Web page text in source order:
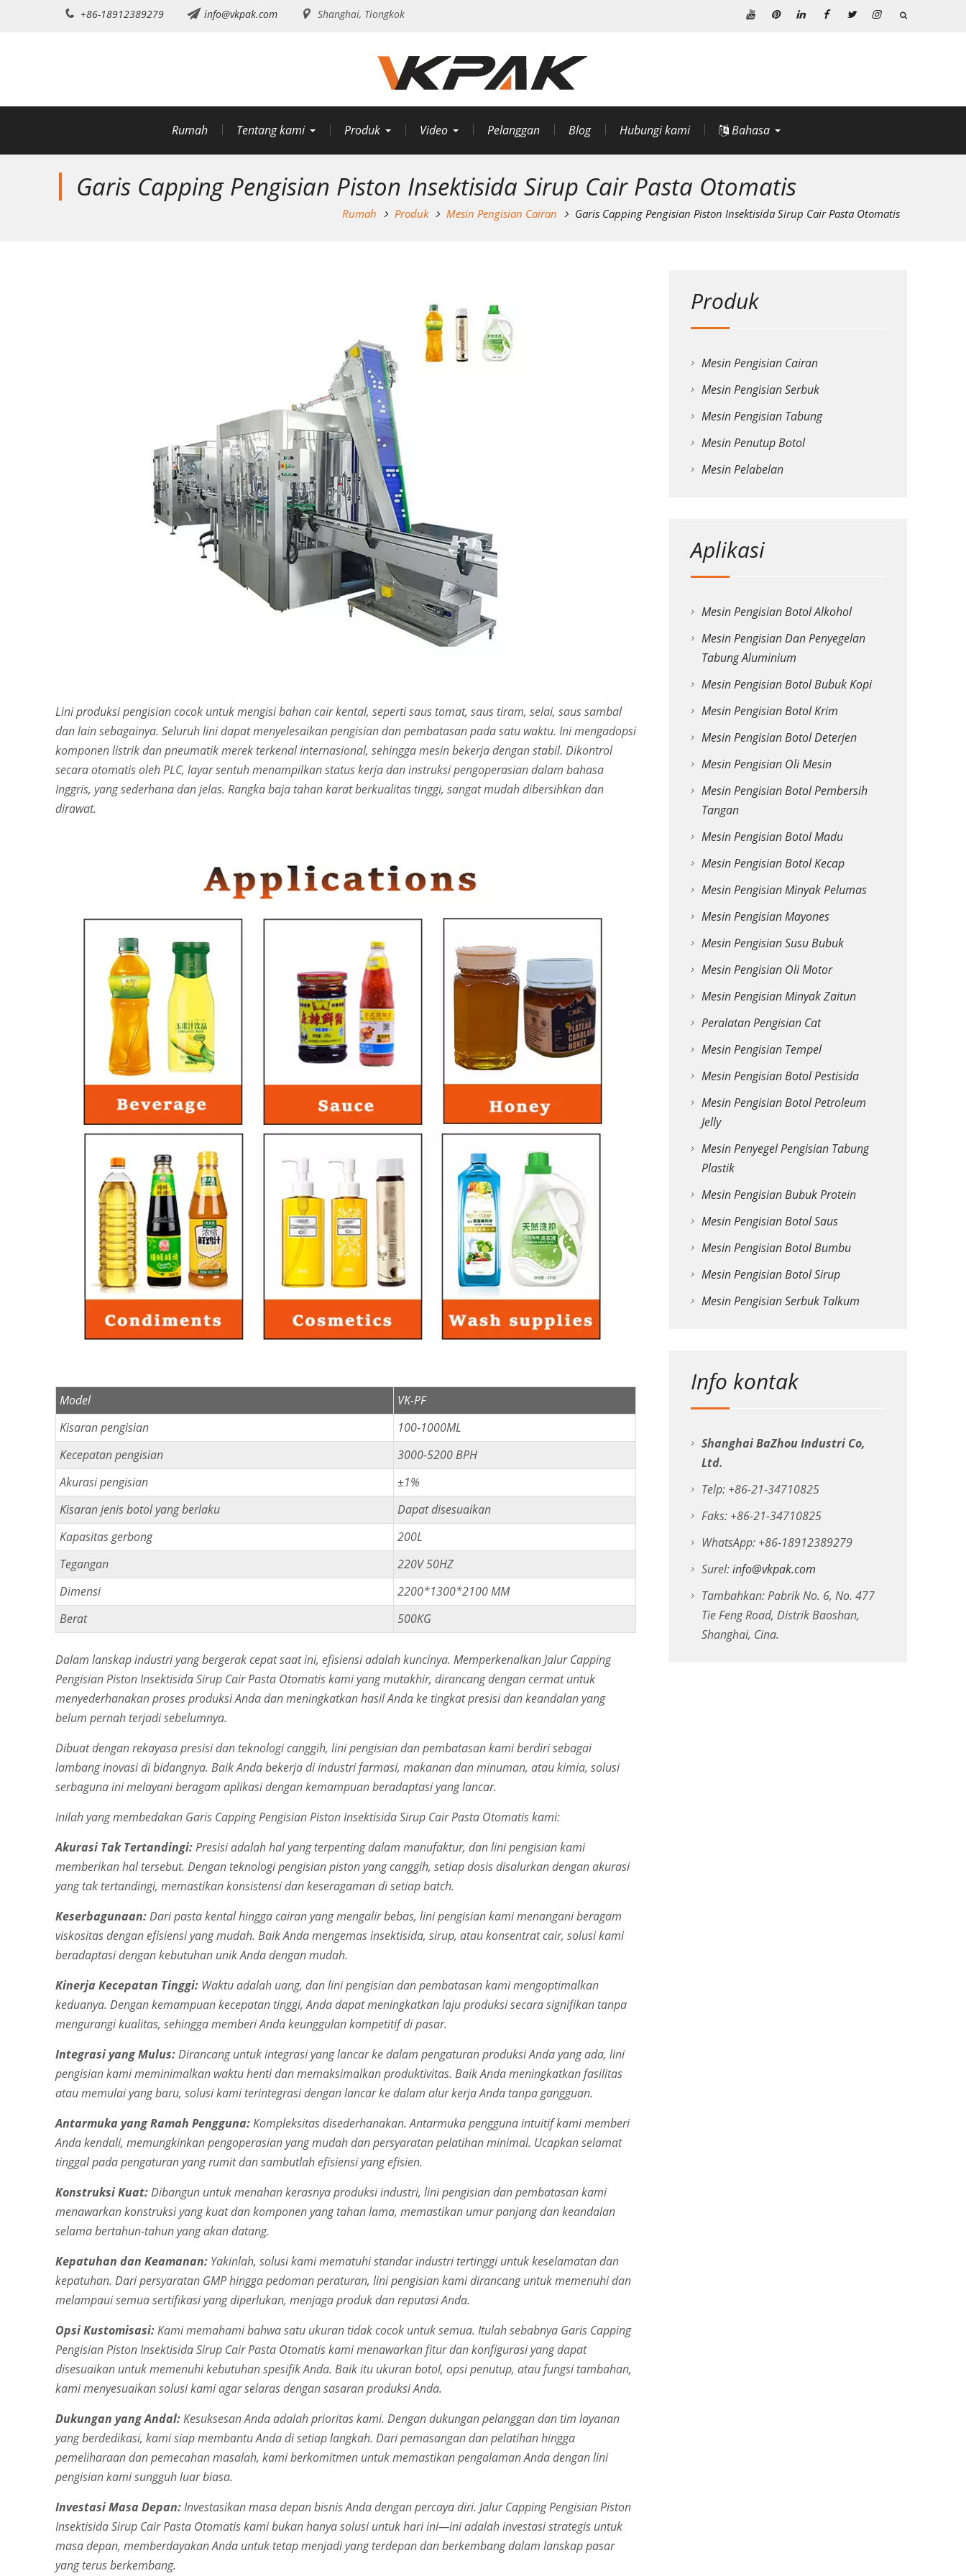
+86-18912389279 info@vkpak.com Shanghai, Tiongkok
Rumah Tentang kami Produk Video Pelanggan Blog Hubungi kami Bahasa
Garis Capping Pengisian Piston Insektisida Sirup Cair Pasta Otomatis
Rumah Produk Mesin Pengisian Cairan Garis Capping Pengisian Piston Insektisida Sirup Cair Pasta Otomatis
Lini produksi pengisian cocok untuk mengisi bahan cair kental, seperti saus tomat, saus tiram, selai, saus sambal
dan lain sebagainya. Seluruh lini dapat menyelesaikan pengisian dan pembatasan pada satu waktu. Ini mengadopsi
komponen listrik dan pneumatik merek terkenal internasional, sehingga mesin bekerja dengan stabil. Dikontrol
secara otomatis oleh PLC, layar sentuh menampilkan status kerja dan instruksi pengoperasian dalam bahasa
Inggris, yang sederhana dan jelas. Rangka baja tahan karat berkualitas tinggi, sangat mudah dibersihkan dan
dirawat.
Model
VK-PF
Kisaran pengisian
100-1000ML
Kecepatan pengisian
3000-5200 BPH
Akurasi pengisian
±1%
Kisaran jenis botol yang berlaku
Dapat disesuaikan
Kapasitas gerbong
200L
Tegangan
220V 50HZ
Dimensi
2200*1300*2100 MM
Berat
500KG
Dalam lanskap industri yang bergerak cepat saat ini, efisiensi adalah kuncinya. Memperkenalkan Jalur Capping
Pengisian Piston Insektisida Sirup Cair Pasta Otomatis kami yang mutakhir, dirancang dengan cermat untuk
menyederhanakan proses produksi Anda dan meningkatkan hasil Anda ke tingkat presisi dan keandalan yang
belum pernah terjadi sebelumnya.
Dibuat dengan rekayasa presisi dan teknologi canggih, lini pengisian dan pembatasan kami berdiri sebagai
lambang inovasi di bidangnya. Baik Anda bekerja di industri farmasi, makanan dan minuman, atau kimia, solusi
serbaguna ini melayani beragam aplikasi dengan kemampuan beradaptasi yang lancar.
Inilah yang membedakan Garis Capping Pengisian Piston Insektisida Sirup Cair Pasta Otomatis kami:
Akurasi Tak Tertandingi:Presisi adalah hal yang terpenting dalam manufaktur, dan lini pengisian kami
memberikan hal tersebut. Dengan teknologi pengisian piston yang canggih, setiap dosis disalurkan dengan akurasi
yang tak tertandingi, memastikan konsistensi dan keseragaman di setiap batch.
Keserbagunaan:Dari pasta kental hingga cairan yang mengalir bebas, lini pengisian kami menangani beragam
viskositas dengan efisiensi yang mudah. Baik Anda mengemas insektisida, sirup, atau konsentrat cair, solusi kami
beradaptasi dengan kebutuhan unik Anda dengan mudah.
Kinerja Kecepatan Tinggi: Waktu adalah uang, dan lini pengisian dan pembatasan kami mengoptimalkan
keduanya. Dengan kemampuan kecepatan tinggi, Anda dapat meningkatkan laju produksi secara signifikan tanpa
mengurangi kualitas, sehingga memberi Anda keunggulan kompetitif di pasar.
Integrasi yang Mulus:Dirancang untuk integrasi yang lancar ke dalam pengaturan produksi Anda yang ada, lini
pengisian kami meminimalkan waktu henti dan memaksimalkan produktivitas. Baik Anda meningkatkan fasilitas
atau memulai yang baru, solusi kami terintegrasi dengan lancar ke dalam alur kerja Anda tanpa gangguan.
Antarmuka yang Ramah Pengguna:Kompleksitas disederhanakan. Antarmuka pengguna intuitif kami memberi
Anda kendali, memungkinkan pengoperasian yang mudah dan persyaratan pelatihan minimal. Ucapkan selamat
tinggal pada pengaturan yang rumit dan sambutlah efisiensi yang efisien.
Konstruksi Kuat:Dibangun untuk menahan kerasnya produksi industri, lini pengisian dan pembatasan kami
menawarkan konstruksi yang kuat dan komponen yang tahan lama, memastikan umur panjang dan keandalan
selama bertahun-tahun yang akan datang.
Kepatuhan dan Keamanan: Yakinlah, solusi kami mematuhi standar industri tertinggi untuk keselamatan dan
kepatuhan. Dari persyaratan GMP hingga pedoman peraturan, lini pengisian kami dirancang untuk memenuhi dan
melampaui semua sertifikasi yang diperlukan, menjaga produk dan reputasi Anda.
Opsi Kustomisasi:Kami memahami bahwa satu ukuran tidak cocok untuk semua. Itulah sebabnya Garis Capping
Pengisian Piston Insektisida Sirup Cair Pasta Otomatis kami menawarkan fitur dan konfigurasi yang dapat
disesuaikan untuk memenuhi kebutuhan spesifik Anda. Baik itu ukuran botol, opsi penutup, atau fungsi tambahan,
kami menyesuaikan solusi kami agar selaras dengan sasaran produksi Anda.
Dukungan yang Andal:Kesuksesan Anda adalah prioritas kami. Dengan dukungan pelanggan dan tim layanan
yang berdedikasi, kami siap membantu Anda di setiap langkah. Dari pemasangan dan pelatihan hingga
pemeliharaan dan pemecahan masalah, kami berkomitmen untuk memastikan pengalaman Anda dengan lini
pengisian kami sungguh luar biasa.
Investasi Masa Depan:Investasikan masa depan bisnis Anda dengan percaya diri. Jalur Capping Pengisian Piston
Insektisida Sirup Cair Pasta Otomatis kami bukan hanya solusi untuk hari ini—ini adalah investasi strategis untuk
masa depan, memberdayakan Anda untuk tetap menjadi yang terdepan dan berkembang dalam lanskap pasar
yang terus berkembang.
Produk
Mesin Pengisian Cairan
Mesin Pengisian Serbuk
Mesin Pengisian Tabung
Mesin Penutup Botol
Mesin Pelabelan
Aplikasi
Mesin Pengisian Botol Alkohol
Mesin Pengisian Dan Penyegelan
Tabung Aluminium
Mesin Pengisian Botol Bubuk Kopi
Mesin Pengisian Botol Krim
Mesin Pengisian Botol Deterjen
Mesin Pengisian Oli Mesin
Mesin Pengisian Botol Pembersih
Tangan
Mesin Pengisian Botol Madu
Mesin Pengisian Botol Kecap
Mesin Pengisian Minyak Pelumas
Mesin Pengisian Mayones
Mesin Pengisian Susu Bubuk
Mesin Pengisian Oli Motor
Mesin Pengisian Minyak Zaitun
Peralatan Pengisian Cat
Mesin Pengisian Tempel
Mesin Pengisian Botol Pestisida
Mesin Pengisian Botol Petroleum
Jelly
Mesin Penyegel Pengisian Tabung
Plastik
Mesin Pengisian Bubuk Protein
Mesin Pengisian Botol Saus
Mesin Pengisian Botol Bumbu
Mesin Pengisian Botol Sirup
Mesin Pengisian Serbuk Talkum
Info kontak
Shanghai BaZhou Industri Co,
Ltd.
Telp: +86-21-34710825
Faks: +86-21-34710825
WhatsApp: +86-18912389279
Surel:info@vkpak.com
Tambahkan: Pabrik No. 6, No. 477
Tie Feng Road, Distrik Baoshan,
Shanghai, Cina.